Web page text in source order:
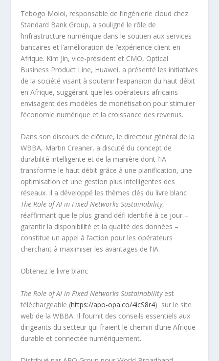
Tebogo Moloi, responsable de l’ingénierie cloud chez
Standard Bank Group, a souligné le rôle de
l’infrastructure numérique dans le soutien aux services
bancaires et l’amélioration de l’expérience client en
Afrique. Kim Jin, vice-président et CMO, Optical
Business Product Line, Huawei, a présenté les initiatives
de la société visant à soutenir l’expansion du haut débit
en Afrique, suggérant que les opérateurs africains
envisagent des modèles de monétisation pour stimuler
l’économie numérique et la croissance des revenus.
Dans son discours de clôture, le directeur général de la
WBBA, Martin Creaner, a discuté du concept de
durabilité intelligente et de la manière dont l’IA
transforme le haut débit grâce à une planification, une
optimisation et une gestion plus intelligentes des
réseaux. Il a développé les thèmes clés du livre blanc
The Role of AI in Fixed Networks Sustainability,
réaffirmant que le plus grand défi identifié à ce jour –
garantir la disponibilité et la qualité des données –
constitue un appel à l’action pour les opérateurs
cherchant à maximiser les avantages de l’IA.
Obtenez le livre blanc
The Role of AI in Fixed Networks Sustainabilityest
téléchargeable (https://apo-opa.co/4icS8r4) sur le site
web de la WBBA. Il fournit des conseils essentiels aux
dirigeants du secteur qui fraient le chemin d’une Afrique
durable et connectée numériquement.